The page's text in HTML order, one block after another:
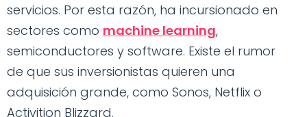
servicios. Por esta razón, ha incursionado en
sectores como machine learning,
semiconductores y software. Existe el rumor
de que sus inversionistas quieren una
adquisición grande, como Sonos, Netflix o
Activition Blizzard.